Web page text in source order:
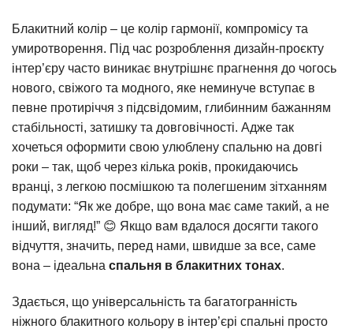
Блакитний колір – це колір гармонії, компромісу та
умиротворення. Під час розроблення дизайн-проєкту
інтер’єру часто виникає внутрішнє прагнення до чогось
нового, свіжого та модного, яке неминуче вступає в
певне протиріччя з підсвідомим, глибинним бажанням
стабільності, затишку та довговічності. Адже так
хочеться оформити свою улюблену спальню на довгі
роки – так, щоб через кілька років, прокидаючись
вранці, з легкою посмішкою та полегшеним зітханням
подумати: “Як же добре, що вона має саме такий, а не
інший, вигляд!” 😊 Якщо вам вдалося досягти такого
відчуття, значить, перед нами, швидше за все, саме
вона – ідеальна спальня в блакитних тонах.
Здається, що універсальність та багатогранність
ніжного блакитного кольору в інтер’єрі спальні просто